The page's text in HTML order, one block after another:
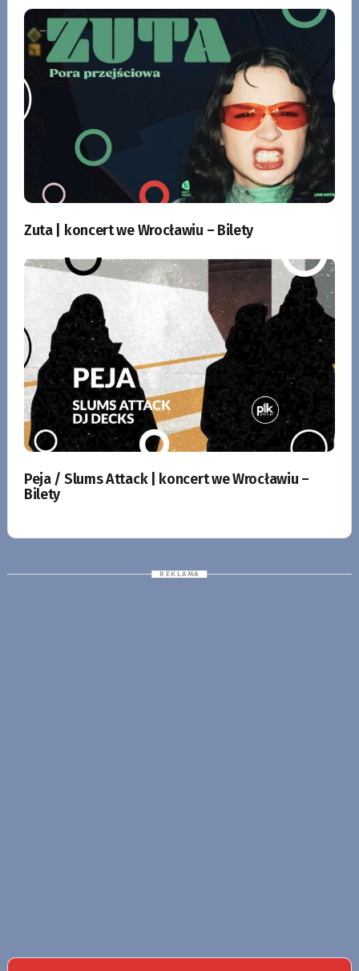
Zuta | koncert we Wrocławiu – Bilety
Peja / Slums Attack | koncert we Wrocławiu –
Bilety